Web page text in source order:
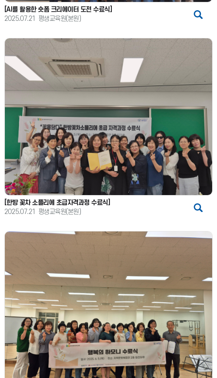
[AI를 활용한 숏폼 크리에이터 도전 수료식]
2025.07.21
평생교육원(본원)
[한방 꽃차 소플리에 초급자격과정 수료식]
2025.07.21
평생교육원(본원)